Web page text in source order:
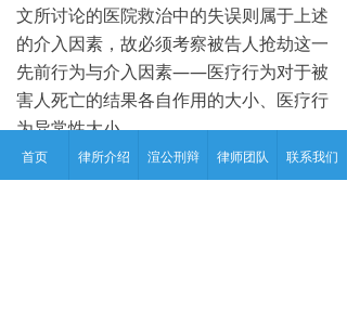
文所讨论的医院救治中的失误则属于上述
的介入因素，故必须考察被告人抢劫这一
先前行为与介入因素——医疗行为对于被
害人死亡的结果各自作用的大小、医疗行
为异常性大小。
——最高人民法院刑事审判第一、
首页 律所介绍 渲公刑辩 律师团队 联系我们